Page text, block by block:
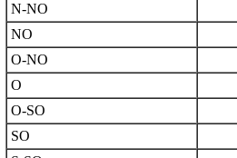
N-NO
NO
O-NO
O
O-SO
SO